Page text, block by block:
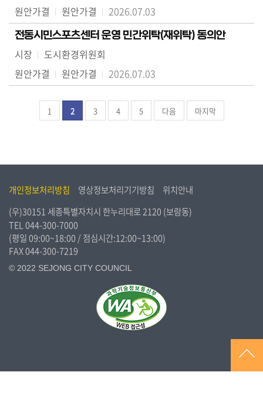
원안가결
원안가결 2026.07.03
전동시민스포츠센터 운영 민간위탁(재위탁) 동의안
시장
도시환경위원회
원안가결
원안가결 2026.07.03
1 2 3 4 5 다음 마지막
개인정보처리방침 영상정보처리기기방침
위치안내
(우)30151 세종특별자치시 한누리대로 2120 (보람동)
TEL044-300-7000
(평일 09:00~18:00 / 점심시간:12:00~13:00)
FAX 044-300-7219
© 2022 SEJONG CITY COUNCIL